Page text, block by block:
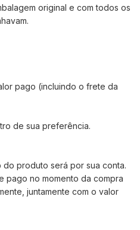
original e com todos os
pago (incluindo o frete da
de sua preferência.
produto será por sua conta.
pago no momento da compra
juntamente com o valor